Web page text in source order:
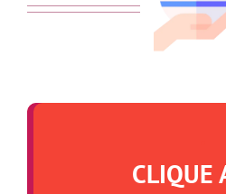
CLIQUE